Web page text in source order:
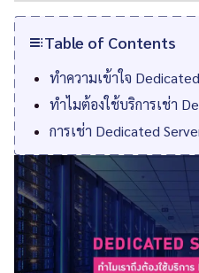
Table of Contents
ทำความเข้าใจ
ทำไมต้องใช้บริการเช่า
การเช่า Dedicated